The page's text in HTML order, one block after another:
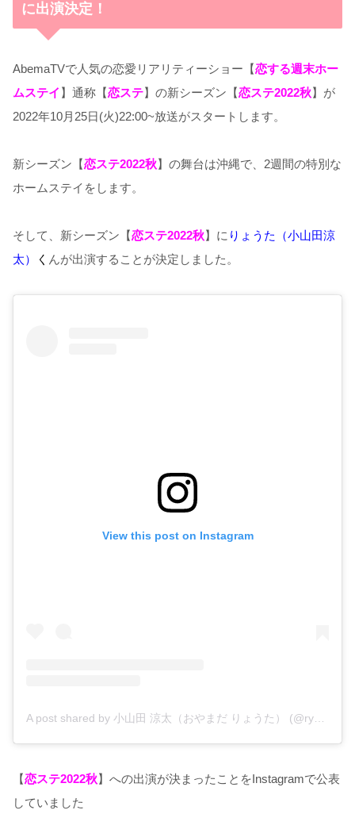
に出演決定！
AbemaTVで人気の恋愛リアリティーショー【恋する週末ホー
ムステイ 】通称【恋ステ】の新シーズン【恋ステ2022秋】が
2022年10月25日(火)22:00~放送がスタートします。
新シーズン【恋ステ2022秋】の舞台は沖縄で、2週間の特別な
ホームステイをします。
そして、新シーズン【恋ステ2022秋】に りょうた（小山田涼
太）
く んが出演することが決定しました。
View this post on Instagram
【恋ステ2022秋】への出演が決まったことをInstagramで公表
していました